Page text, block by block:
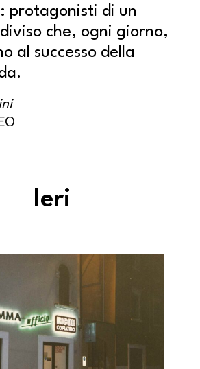
protagonisti di un
che, ogni giorno,
al successo della
Ieri